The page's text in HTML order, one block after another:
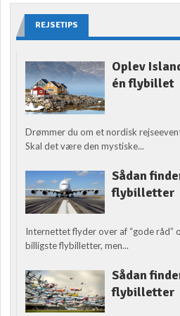
REJSETIPS
Oplev
én flybillet
Drømmer du om et nordisk
Skal det være den mystiske...
Sådan
flybilletter
Internettet flyder over af “gode råd”
billigste flybilletter, men...
Sådan
flybilletter